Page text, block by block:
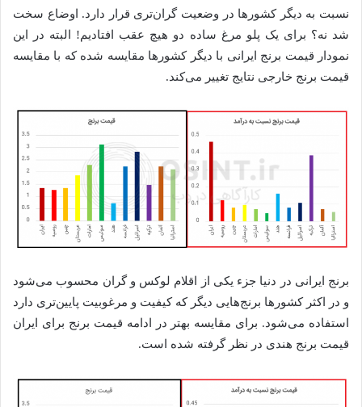
نسبت به دیگر کشورها در وضعیت گران‌تری قرار دارد. اوضاع سخت
شد نه؟ برای یک پلو مرغ ساده دو هیچ عقب افتادیم! البته در این
نمودار قیمت برنج ایرانی با دیگر کشورها مقایسه شده که با مقایسه
قیمت برنج خارجی نتایج تغییر می‌کند.
برنج ایرانی در دنیا جزء یکی از اقلام لوکس و گران محسوب می‌شود
و در اکثر کشورها برنج‌هایی دیگر که کیفیت و مرغوبیت پایین‌تری دارد
استفاده می‌شود. برای مقایسه بهتر در ادامه قیمت برنج برای ایران
قیمت برنج هندی در نظر گرفته شده است.